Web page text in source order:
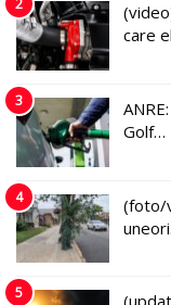
2
care
3
Golf…
4
(foto/
5